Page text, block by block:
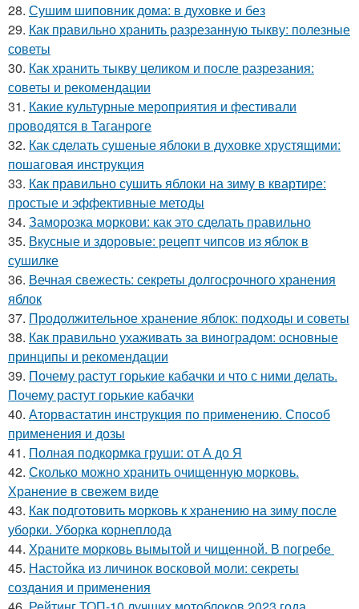
28. Сушим шиповник дома: в духовке и без
29. Как правильно хранить разрезанную тыкву: полезные
советы
30. Как хранить тыкву целиком и после разрезания:
советы и рекомендации
31. Какие культурные мероприятия и фестивали
проводятся в Таганроге
32. Как сделать сушеные яблоки в духовке хрустящими:
пошаговая инструкция
33. Как правильно сушить яблоки на зиму в квартире:
простые и эффективные методы
34. Заморозка моркови: как это сделать правильно
35. Вкусные и здоровые: рецепт чипсов из яблок в
сушилке
36. Вечная свежесть: секреты долгосрочного хранения
яблок
37. Продолжительное хранение яблок: подходы и советы
38. Как правильно ухаживать за виноградом: основные
принципы и рекомендации
39. Почему растут горькие кабачки и что с ними делать.
Почему растут горькие кабачки
40. Аторвастатин инструкция по применению. Способ
применения и дозы
41. Полная подкормка груши: от А до Я
42. Сколько можно хранить очищенную морковь.
Хранение в свежем виде
43. Как подготовить морковь к хранению на зиму после
уборки. Уборка корнеплода
44. Храните морковь вымытой и чищенной. В погребе
45. Настойка из личинок восковой моли: секреты
создания и применения